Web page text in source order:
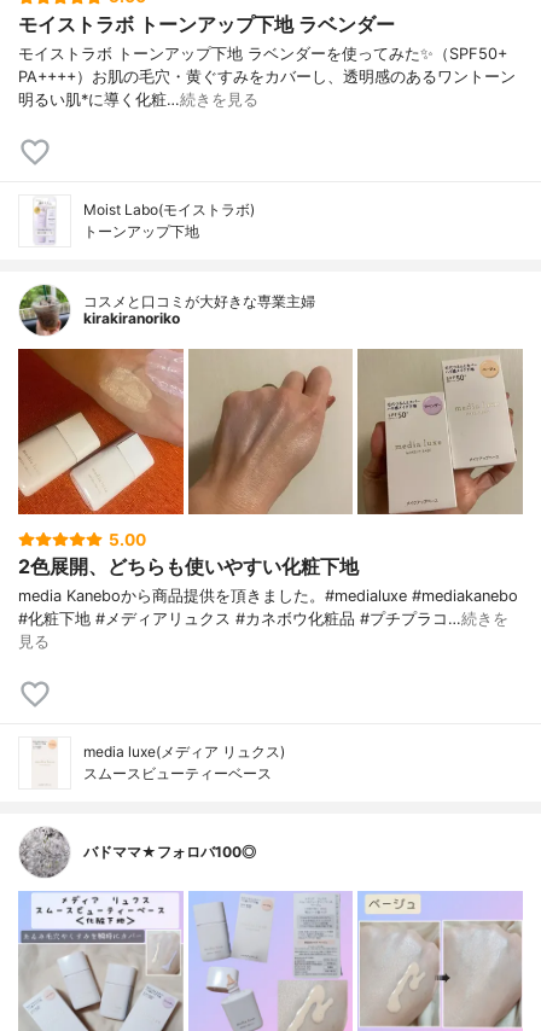
モイストラボ トーンアップ下地 ラベンダー
モイストラボ トーンアップ下地 ラベンダーを使ってみた✨（SPF50+
PA++++）お肌の毛穴・黄ぐすみをカバーし、透明感のあるワントーン
明るい肌*に導く化粧…続きを見る
Moist Labo(モイストラボ)
トーンアップ下地
コスメと口コミが大好きな専業主婦
kirakiranoriko
5.00
2色展開、どちらも使いやすい化粧下地
media Kaneboから商品提供を頂きました。#medialuxe #mediakanebo
#化粧下地 #メディアリュクス #カネボウ化粧品 #プチプラコ…続きを
見る
media luxe(メディア リュクス)
スムースビューティーベース
バドママ★フォロバ100◎